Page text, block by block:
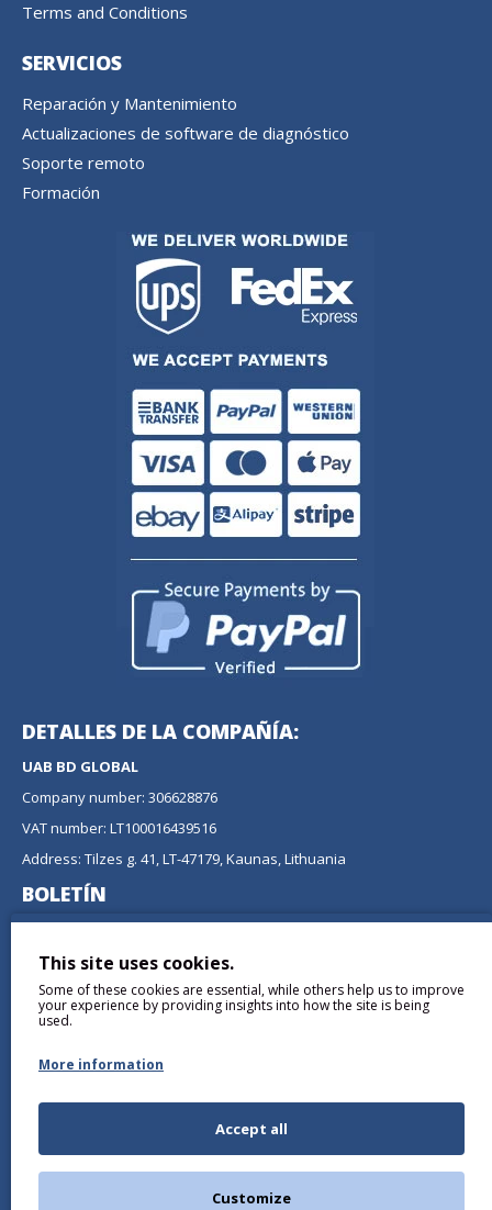
Terms and Conditions
SERVICIOS
Reparación y Mantenimiento
Actualizaciones de software de diagnóstico
Soporte remoto
Formación
DETALLES DE LA COMPAÑÍA:
UAB BD GLOBAL
Company number: 306628876
VAT number: LT100016439516
Address: Tilzes g. 41, LT-47179, Kaunas, Lithuania
BOLETÍN
suscribiéndose a nuestro boletín.
ENVIAR
This site uses cookies.
Some of these cookies are essential, while others help us to improve
your experience by providing insights into how the site is being
used.
More information
Accept all
Customize